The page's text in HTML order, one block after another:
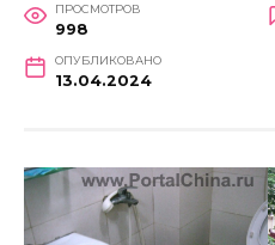
ПРОСМОТРОВ
998
ОПУБЛИКОВАНО
13.04.2024